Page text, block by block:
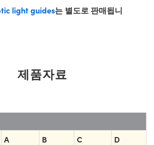
light guides는 별도로 판매됩니
제품자료
A B C D